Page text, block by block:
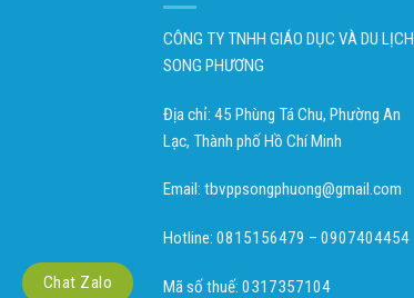
CÔNG TY TNHH GIÁO DỤC VÀ DU LỊCH
SONG PHƯƠNG
Địa chỉ: 45 Phùng Tá Chu, Phường An
Lạc, Thành phố Hồ Chí Minh
Email: tbvppsongphuong@gmail.com
Hotline: 0815156479 – 0907404454
Mã số thuế: 0317357104
Chat Zalo